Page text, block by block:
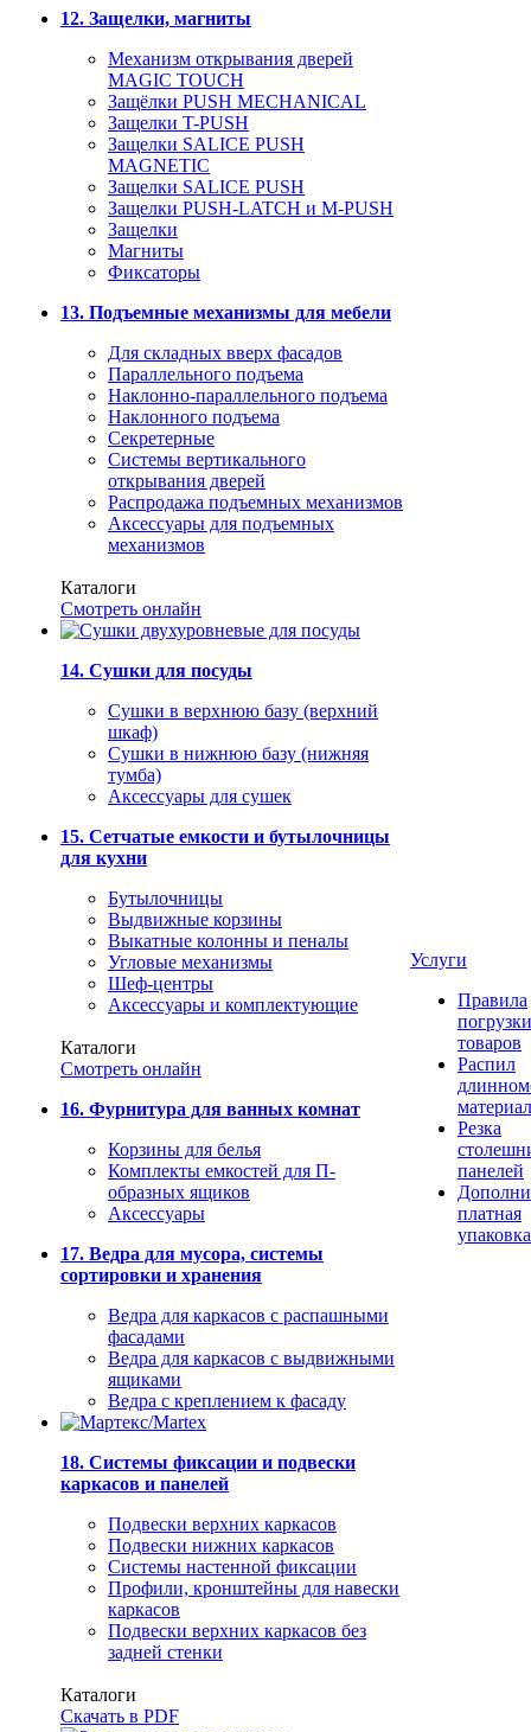
12. Защелки, магниты
Механизм открывания дверей
MAGIC TOUCH
Защёлки PUSH MECHANICAL
Защелки T-PUSH
Защелки SALICE PUSH
MAGNETIC
Защелки SALICE PUSH
Защелки PUSH-LATCH и M-PUSH
Защелки
Магниты
Фиксаторы
13. Подъемные механизмы для мебели
Для складных вверх фасадов
Параллельного подъема
Наклонно-параллельного подъема
Наклонного подъема
Секретерные
Системы вертикального
открывания дверей
Распродажа подъемных механизмов
Аксессуары для подъемных
механизмов
Каталоги
Смотреть онлайн
14. Сушки для посуды
Сушки в верхнюю базу (верхний
шкаф)
Сушки в нижнюю базу (нижняя
тумба)
Аксессуары для сушек
15. Сетчатые емкости и бутылочницы
для кухни
Бутылочницы
Выдвижные корзины
Выкатные колонны и пеналы
Угловые механизмы
Шеф-центры
Аксессуары и комплектующие
Каталоги
Смотреть онлайн
16. Фурнитура для ванных комнат
Корзины для белья
Комплекты емкостей для П-
образных ящиков
Аксессуары
17. Ведра для мусора, системы
сортировки и хранения
Ведра для каркасов с распашными
фасадами
Ведра для каркасов с выдвижными
ящиками
Ведра с креплением к фасаду
18. Системы фиксации и подвески
каркасов и панелей
Подвески верхних каркасов
Подвески нижних каркасов
Системы настенной фиксации
Профили, кронштейны для навески
каркасов
Подвески верхних каркасов без
задней стенки
Каталоги
Скачать в PDF
Услуги
Правила
погрузки
товаров
Распил
Резка
панелей
платная
упаковка